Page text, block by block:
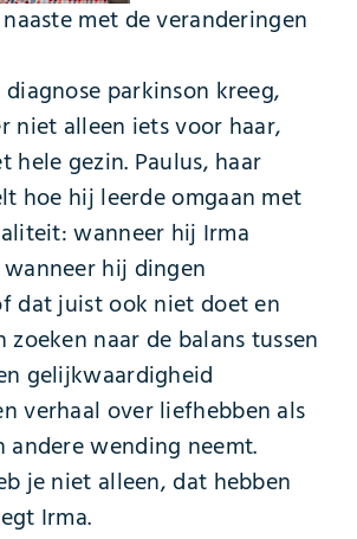
met de veranderingen
parkinson kreeg,
niet alleen iets voor haar,
hele gezin. Paulus, haar
hoe hij leerde omgaan met
wanneer hij Irma
hij dingen
dat juist ook niet doet en
zoeken naar de balans tussen
gelijkwaardigheid
verhaal over liefhebben als
andere wending neemt.
je niet alleen, dat hebben
Irma.